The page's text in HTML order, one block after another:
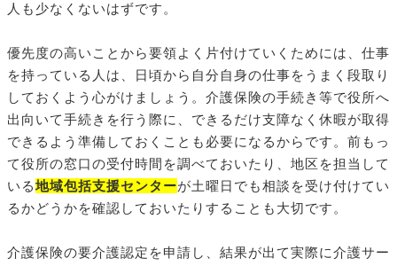
人も少なくないはずです。
優先度の高いことから要領よく片付けていくためには、仕事
を持っている人は、日頃から自分自身の仕事をうまく段取り
しておくよう心がけましょう。介護保険の手続き等で役所へ
出向いて手続きを行う際に、できるだけ支障なく休暇が取得
できるよう準備しておくことも必要になるからです。前もっ
て役所の窓口の受付時間を調べておいたり、地区を担当して
いる地域包括支援センターが土曜日でも相談を受け付けてい
るかどうかを確認しておいたりすることも大切です。
介護保険の要介護認定を申請し、結果が出て実際に介護サー